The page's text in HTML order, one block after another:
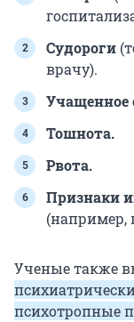
Судороги
врачу).
Учащенное
Тошнота.
Рвота.
Признаки
(например,
Ученые также
психотропные